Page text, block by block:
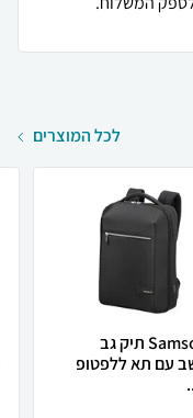
לכל המוצרים
Samsonite תיק גב
עם תא ללפטופ